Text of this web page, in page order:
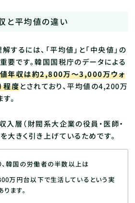
と平均値の違い
るには、「平均値」と「中央値」の
要です。韓国国税庁のデータによる
年収は約2,800万～3,000万ウォ
程度とされており、平均値の4,200万
。
入層（財閥系大企業の役員・医師・
大きく引き上げているためです。
、韓国の労働者の半数以上は
万円台以下で生活しているという実
ます。